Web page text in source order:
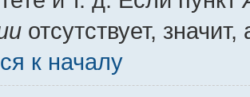
отсутствует,
к началу